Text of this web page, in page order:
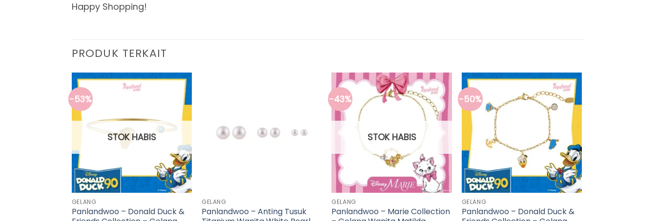
Happy Shopping!
PRODUK TERKAIT
-53%
STOK HABIS
GELANG
Panlandwoo – Donald Duck &
GELANG
Panlandwoo – Anting Tusuk
-43%
STOK HABIS
GELANG
Panlandwoo – Marie Collection
-50%
GELANG
Panlandwoo – Donald Duck &